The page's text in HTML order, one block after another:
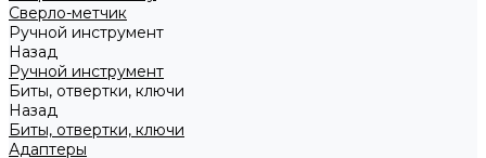
Сверло-метчик
Ручной инструмент
Назад
Ручной инструмент
Биты, отвертки, ключи
Назад
Биты, отвертки, ключи
Адаптеры